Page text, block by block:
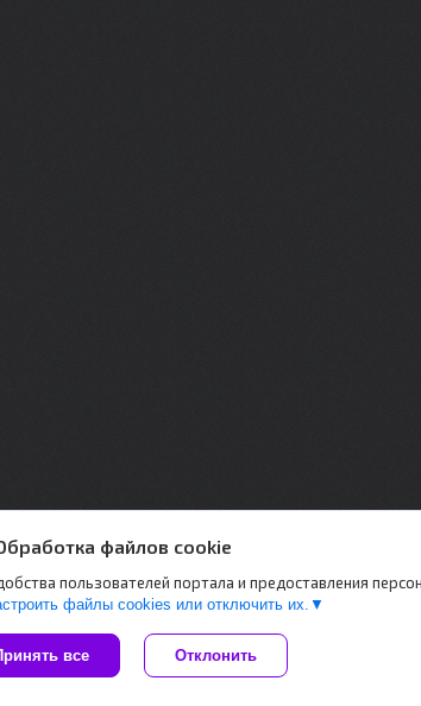
создан на платформе Deal.by
обработки файлов cookies
файлов cookie
пользователей портала и предоставления
файлы cookies или отключить их.
все Отклонить